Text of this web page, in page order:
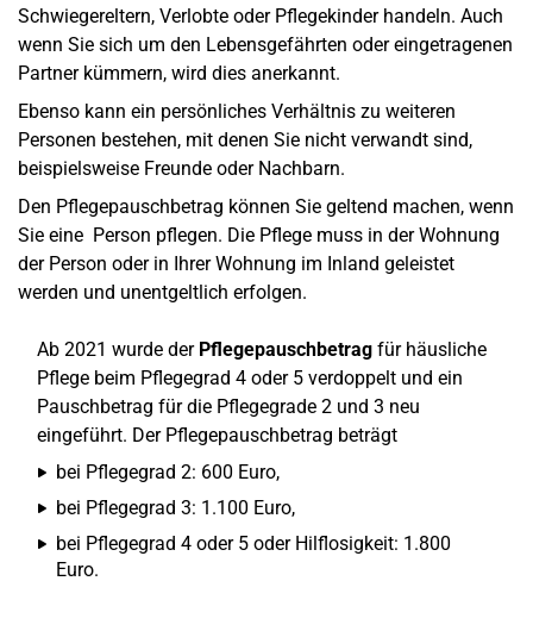
Schwiegereltern, Verlobte oder Pflegekinder handeln. Auch
wenn Sie sich um den Lebensgefährten oder eingetragenen
Partner kümmern, wird dies anerkannt.
Ebenso kann ein persönliches Verhältnis zu weiteren
Personen bestehen, mit denen Sie nicht verwandt sind,
beispielsweise Freunde oder Nachbarn.
Den Pflegepauschbetrag können Sie geltend machen, wenn
Sie eine Person pflegen. Die Pflege muss in der Wohnung
der Person oder in Ihrer Wohnung im Inland geleistet
werden und unentgeltlich erfolgen.
Ab 2021 wurde der Pflegepauschbetrag für häusliche
Pflege beim Pflegegrad 4 oder 5 verdoppelt und ein
Pauschbetrag für die Pflegegrade 2 und 3 neu
eingeführt. Der Pflegepauschbetrag beträgt
bei Pflegegrad 2: 600 Euro,
bei Pflegegrad 3: 1.100 Euro,
bei Pflegegrad 4 oder 5 oder Hilflosigkeit: 1.800
Euro.